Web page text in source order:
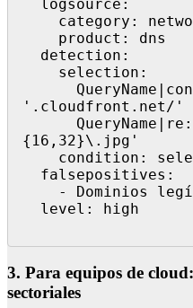
'.cloudfront.net/'
{16,32}\.jpg'
3. Para equipos de
sectoriales